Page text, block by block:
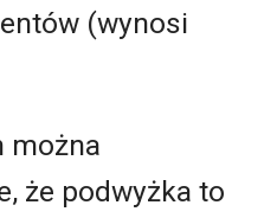
(wynosi
można
że podwyżka to